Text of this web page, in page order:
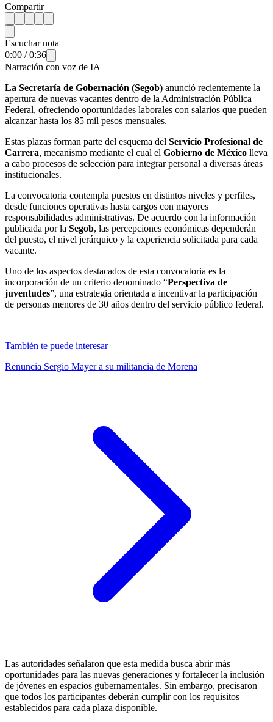
Compartir
Escuchar nota
0:00 /0:36
Narración con voz de IA
La Secretaría de Gobernación (Segob) anunció recientemente la
apertura de nuevas vacantes dentro de la Administración Pública
Federal, ofreciendo oportunidades laborales con salarios que pueden
alcanzar hasta los 85 mil pesos mensuales.
Estas plazas forman parte del esquema del Servicio Profesional de
Carrera, mecanismo mediante el cual el Gobierno de México lleva
a cabo procesos de selección para integrar personal a diversas áreas
institucionales.
La convocatoria contempla puestos en distintos niveles y perfiles,
desde funciones operativas hasta cargos con mayores
responsabilidades administrativas. De acuerdo con la información
publicada por la Segob, las percepciones económicas dependerán
del puesto, el nivel jerárquico y la experiencia solicitada para cada
vacante.
Uno de los aspectos destacados de esta convocatoria es la
incorporación de un criterio denominado “Perspectiva de
juventudes”, una estrategia orientada a incentivar la participación
de personas menores de 30 años dentro del servicio público federal.
También te puede interesar
Renuncia Sergio Mayer a su militancia de Morena
Las autoridades señalaron que esta medida busca abrir más
oportunidades para las nuevas generaciones y fortalecer la inclusión
de jóvenes en espacios gubernamentales. Sin embargo, precisaron
que todos los participantes deberán cumplir con los requisitos
establecidos para cada plaza disponible.